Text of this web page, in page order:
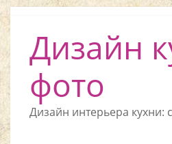
Дизайн
фото
Дизайн интерьера кухни: